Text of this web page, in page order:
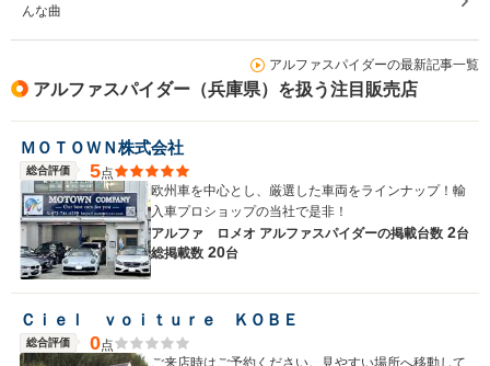
んな曲
アルファスパイダーの最新記事一覧
アルファスパイダー（兵庫県）を扱う注目販売店
ＭＯＴＯＷＮ株式会社
総合評価 5点
欧州車を中心とし、厳選した車両をラインナップ！輸
入車プロショップの当社で是非！
アルファ ロメオ アルファスパイダーの掲載台数 2台
総掲載数 20台
Ｃｉｅｌ ｖｏｉｔｕｒｅ ＫＯＢＥ
総合評価 0点
ご来店時はご予約ください。見やすい場所へ移動して